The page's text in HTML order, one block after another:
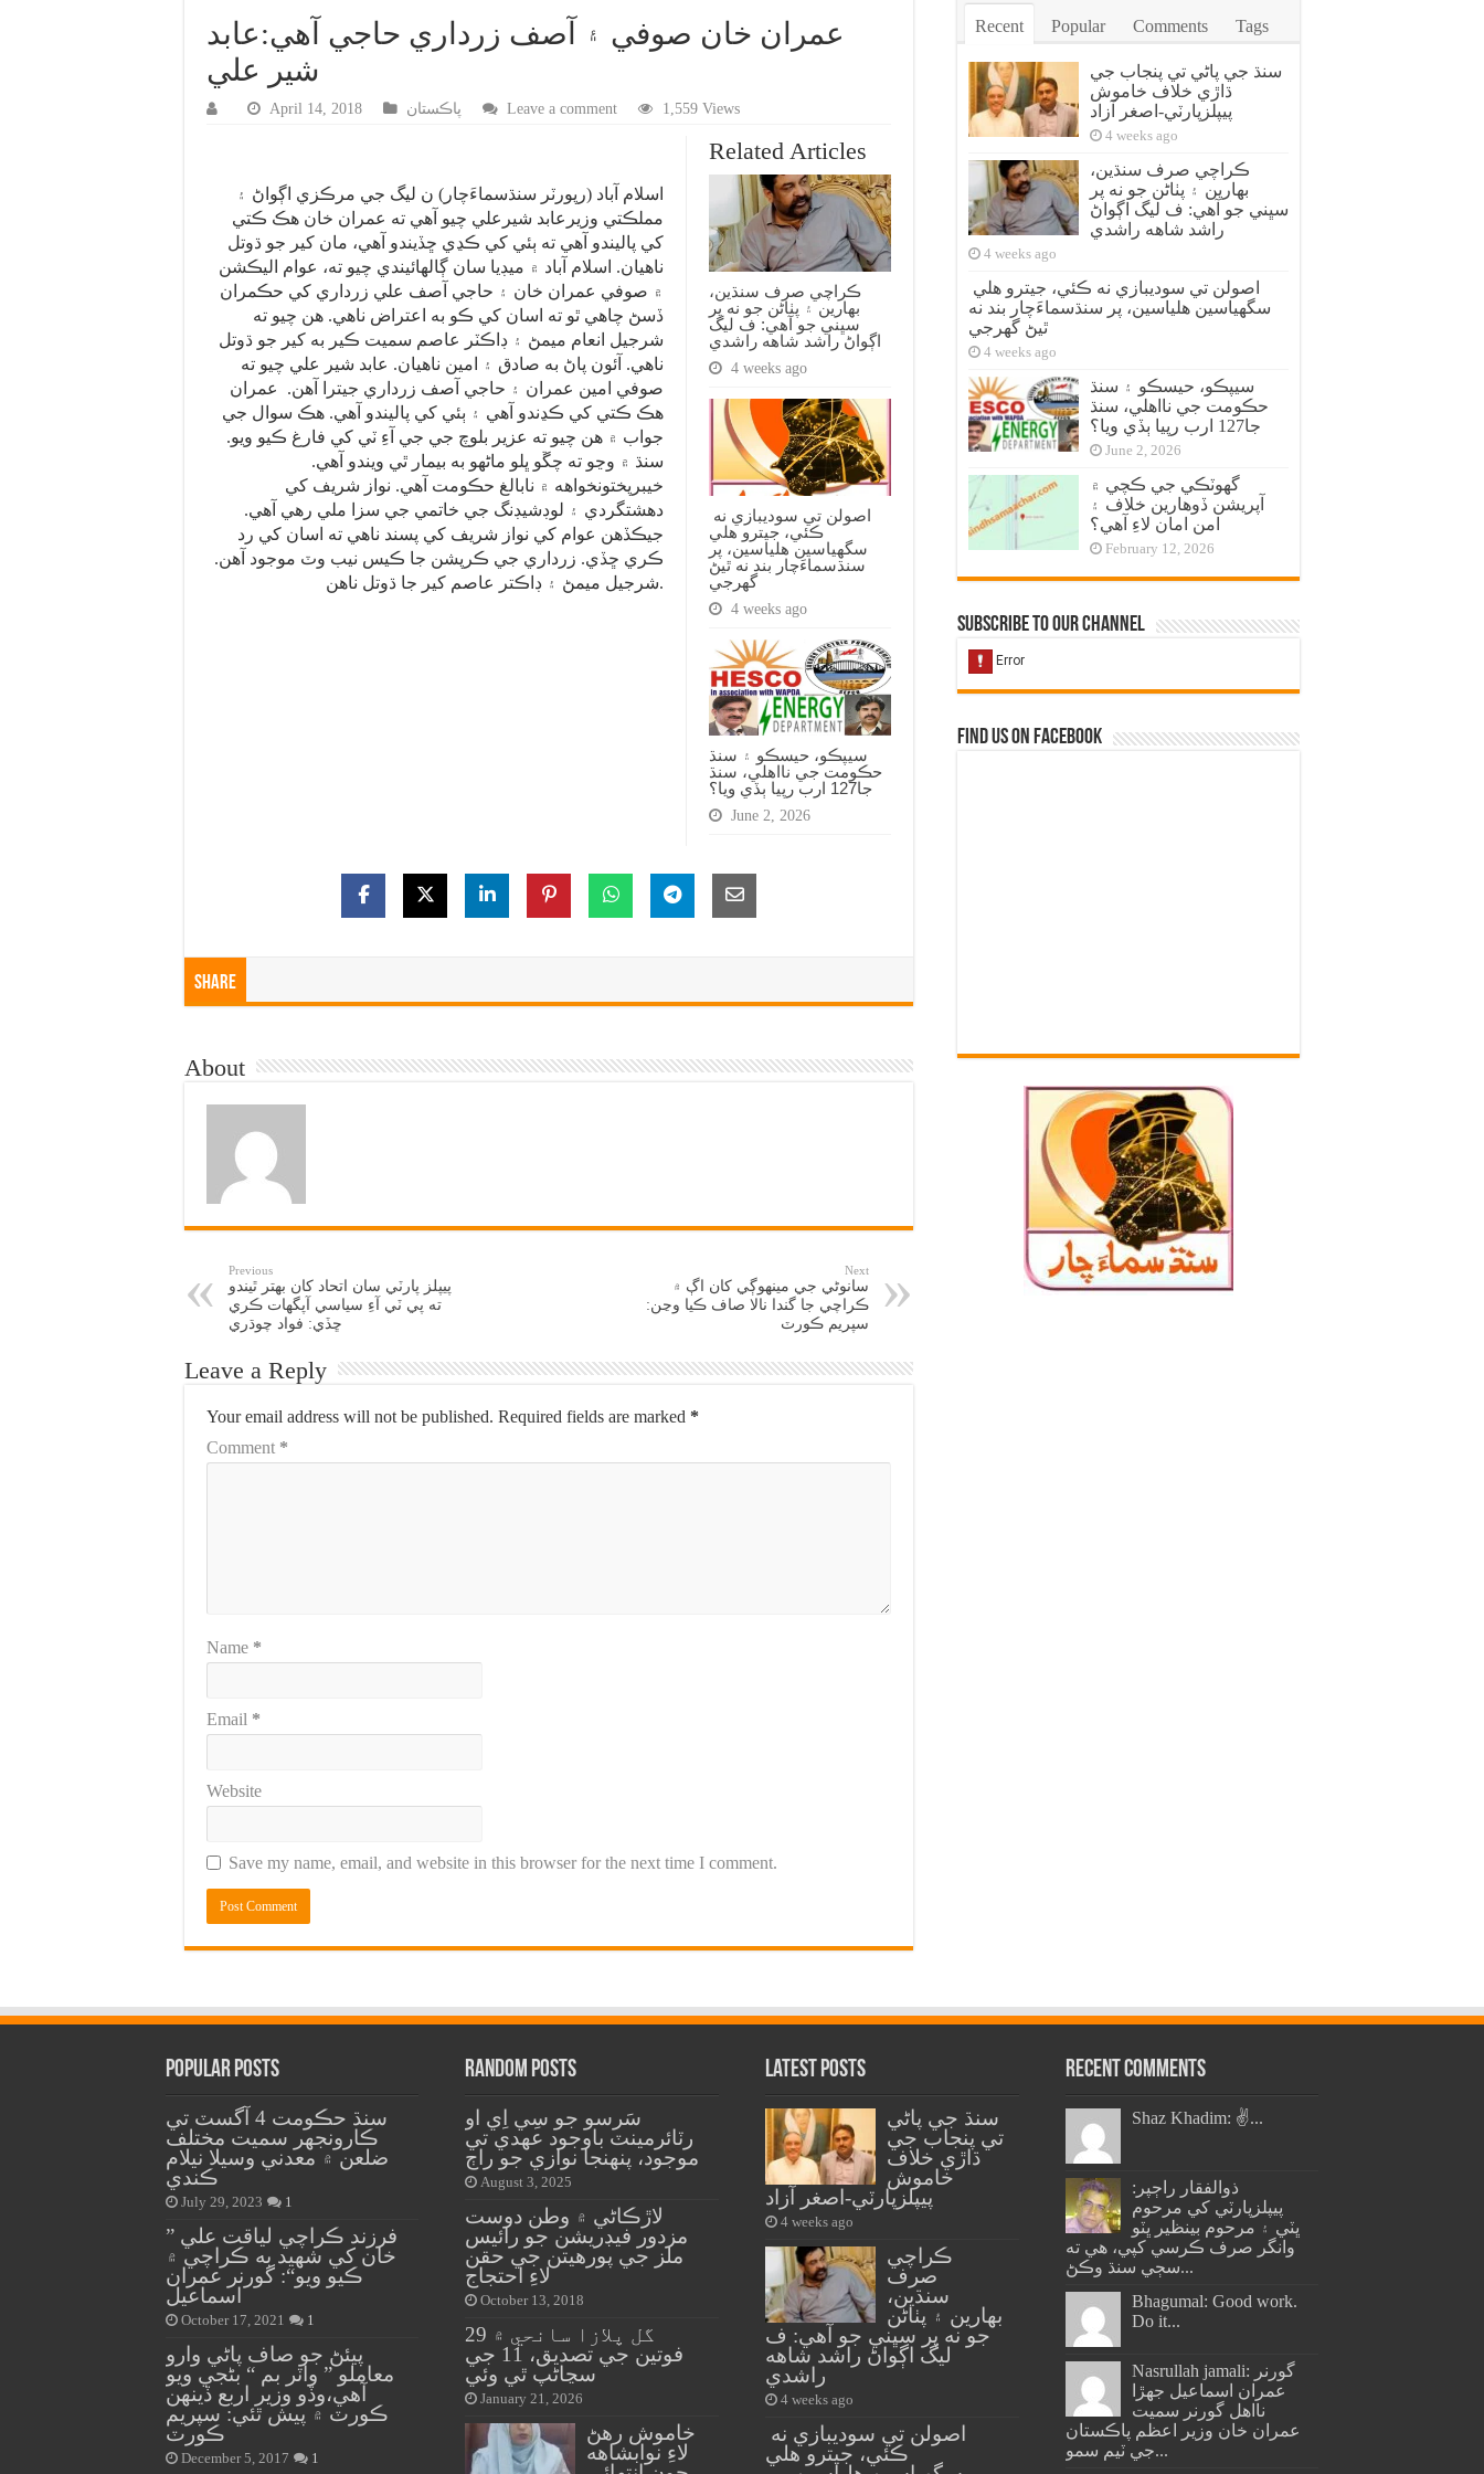
عمران خان صوفي ۽ آصف زرداري حاجي آهي:عابد
شير علي
April 14, 2018 پاڪستان Leave a comment 1,559 Views
Related Articles
ڪراچي صرف سنڌين،
بهارين ۽ پٺاڻن جو نه پر
سڀني جو آهي: ف ليگ
اڳواڻ راشد شاهه راشدي
4 weeks ago
ڪئي، جيترو هلي
سگهياسين هلياسين، پر
سنڌسماءَچار بند نه ٿيڻ
گهرجي
4 weeks ago
سيپڪو، حيسڪو ۽ سنڌ
حڪومت جي نااهلي، سنڌ
جا127 ارب رپيا ٻڏي ويا؟
June 2, 2026
اسلام آباد (رپورٽر سنڌسماءَچار) ن ليگ جي مرڪزي اڳواڻ ۽
مملڪتي وزيرعابد شيرعلي چيو آهي ته عمران خان هڪ ڪتي
کي پاليندو آهي ته ٻئي کي ڪڍي ڇڏيندو آهي، مان کير جو ڌوتل
ناهيان. اسلام آباد ۾ ميڊيا سان ڳالهائيندي چيو ته، عوام اليڪشن
۾ صوفي عمران خان ۽ حاجي آصف علي زرداري کي حڪمران
ڏسڻ چاهي ٿو ته اسان کي ڪو به اعتراض ناهي. هن چيو ته
شرجيل انعام ميمڻ ۽ ڊاڪٽر عاصم سميت ڪير به کير جو ڌوتل
ناهي. آئون پاڻ به صادق ۽ امين ناهيان. عابد شير علي چيو ته
صوفي امين عمران ۽ حاجي آصف زرداري جيترا آهن. عمران
هڪ ڪتي کي ڪڍندو آهي ۽ ٻئي کي پاليندو آهي. هڪ سوال جي
جواب ۾ هن چيو ته عزير بلوچ جي جي آءِ ٽي کي فارغ ڪيو ويو.
سنڌ ۾ وڃو ته چڱو ڀلو ماڻهو به بيمار ٿي ويندو آهي.
خيبرپختونخواهه ۾ نابالغ حڪومت آهي. نواز شريف کي
دهشتگردي ۽ لوڊشيڊنگ جي خاتمي جي سزا ملي رهي آهي.
جيڪڏهن عوام کي نواز شريف کي پسند ناهي ته اسان کي رد
ڪري ڇڏي. زرداري جي ڪرپشن جا ڪيس نيب وٽ موجود آهن.
شرجيل ميمڻ ۽ ڊاڪتر عاصم کير جا ڌوتل ناهن.
Share
About
Previous
پيپلز پارٽي سان اتحاد کان بهتر ٿيندو
ته پي ٽي آءِ سياسي آپگهات ڪري
ڇڏي: فواد چوڌري
Next
سانوڻي جي مينهوڳي کان اڳ ۾
ڪراچي جا گندا نالا صاف ڪيا وڃن:
سپريم ڪورٽ
Leave a Reply
Your email address will not be published. Required fields are marked *
Comment *
Name *
Email *
Website
Save my name, email, and website in this browser for the next time I comment.
Recent Popular Comments Tags
سنڌ جي پاڻي تي پنجاب جي
ڌاڙي خلاف خاموش
پيپلزپارٽي-اصغر آزاد
4 weeks ago
ڪراچي صرف سنڌين،
بهارين ۽ پٺاڻن جو نه پر
سڀني جو آهي: ف ليگ اڳواڻ
راشد شاهه راشدي
4 weeks ago
سگهياسين هلياسين، پر سنڌسماءَچار بند نه
ٿيڻ گهرجي
4 weeks ago
سيپڪو، حيسڪو ۽ سنڌ
حڪومت جي نااهلي، سنڌ
جا127 ارب رپيا ٻڏي ويا؟
June 2, 2026
گهوٽڪي جي ڪچي ۾
آپريشن ڏوهارين خلاف ۽
امن امان لاءِ آهي؟
February 12, 2026
Subscribe to our Channel
Find us on Facebook
Popular Posts
سنڌ حڪومت 4 آگسٽ تي
ڪارونجهر سميت مختلف
ضلعن ۾ معدني وسيلا نيلام
ڪندي
July 29, 2023 1
” فرزند ڪراچي لياقت علي
خان کي شهيد به ڪراچي ۾
ڪيو ويو“: گورنر عمران
اسماعيل
October 17, 2021 1
پيئڻ جو صاف پاڻي وارو
معاملو ” واٽر بم “ بڻجي ويو
آهي،وڏو وزير اربع ڏينهن
ڪورٽ ۾ پيش ٿئي: سپريم
ڪورٽ
December 5, 2017 1
Random Posts
سَرسو جو سِي اِي او
رٽائرمينٽ باوجود عهدي تي
موجود، پنهنجا نوازي جو راڄ
August 3, 2025
لاڙڪاڻي ۾ وطن دوست
مزدور فيڊريشن جو رائيس
ملز جي پورهيتن جي حقن
لاءِ احتجاج
October 13, 2018
گل پلازا سانحي ۾ 29
فوتين جي تصديق، 11 جي
سڃاڻپ ٿي وئي
January 21, 2026
خاموش رهڻ
لاءِ نوابشاهه
Latest Posts
سنڌ جي پاڻي
تي پنجاب جي
ڌاڙي خلاف
خاموش
پيپلزپارٽي-اصغر آزاد
4 weeks ago
ڪراچي
صرف
سنڌين،
بهارين ۽ پٺاڻن
جو نه پر سڀني جو آهي: ف
ليگ اڳواڻ راشد شاهه
راشدي
4 weeks ago
ڪئي، جيترو هلي
Recent Comments
Shaz Khadim: ✌️...
ذوالفقار راڄپر:
پيپلزپارٽي کي مرحوم
ڀٽي ۽ مرحوم بينظير ڀٽو
وانگر صرف ڪرسي کپي، هي ته
سڄي سنڌ وڪڻ...
Bhagumal: Good work.
Do it...
Nasrullah jamali: گورنر
عمران اسماعيل جھڙا
نااهل گورنر سميت
عمران خان وزير اعظم پاڪستان
جي ٽيم سمو...